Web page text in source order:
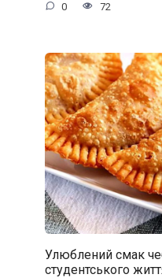
0 72
Улюблений смак
студентського